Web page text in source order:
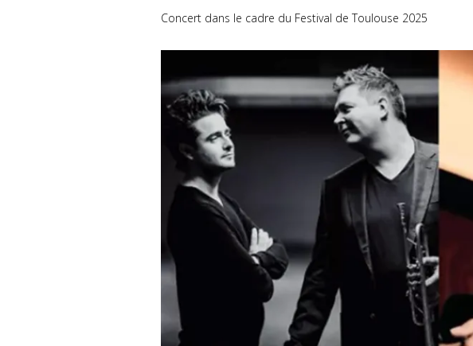
Concert dans le cadre du Festival de Toulouse 2025